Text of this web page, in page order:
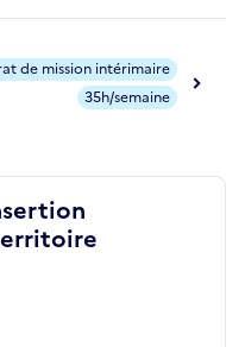
de mission intérimaire
35h/semaine